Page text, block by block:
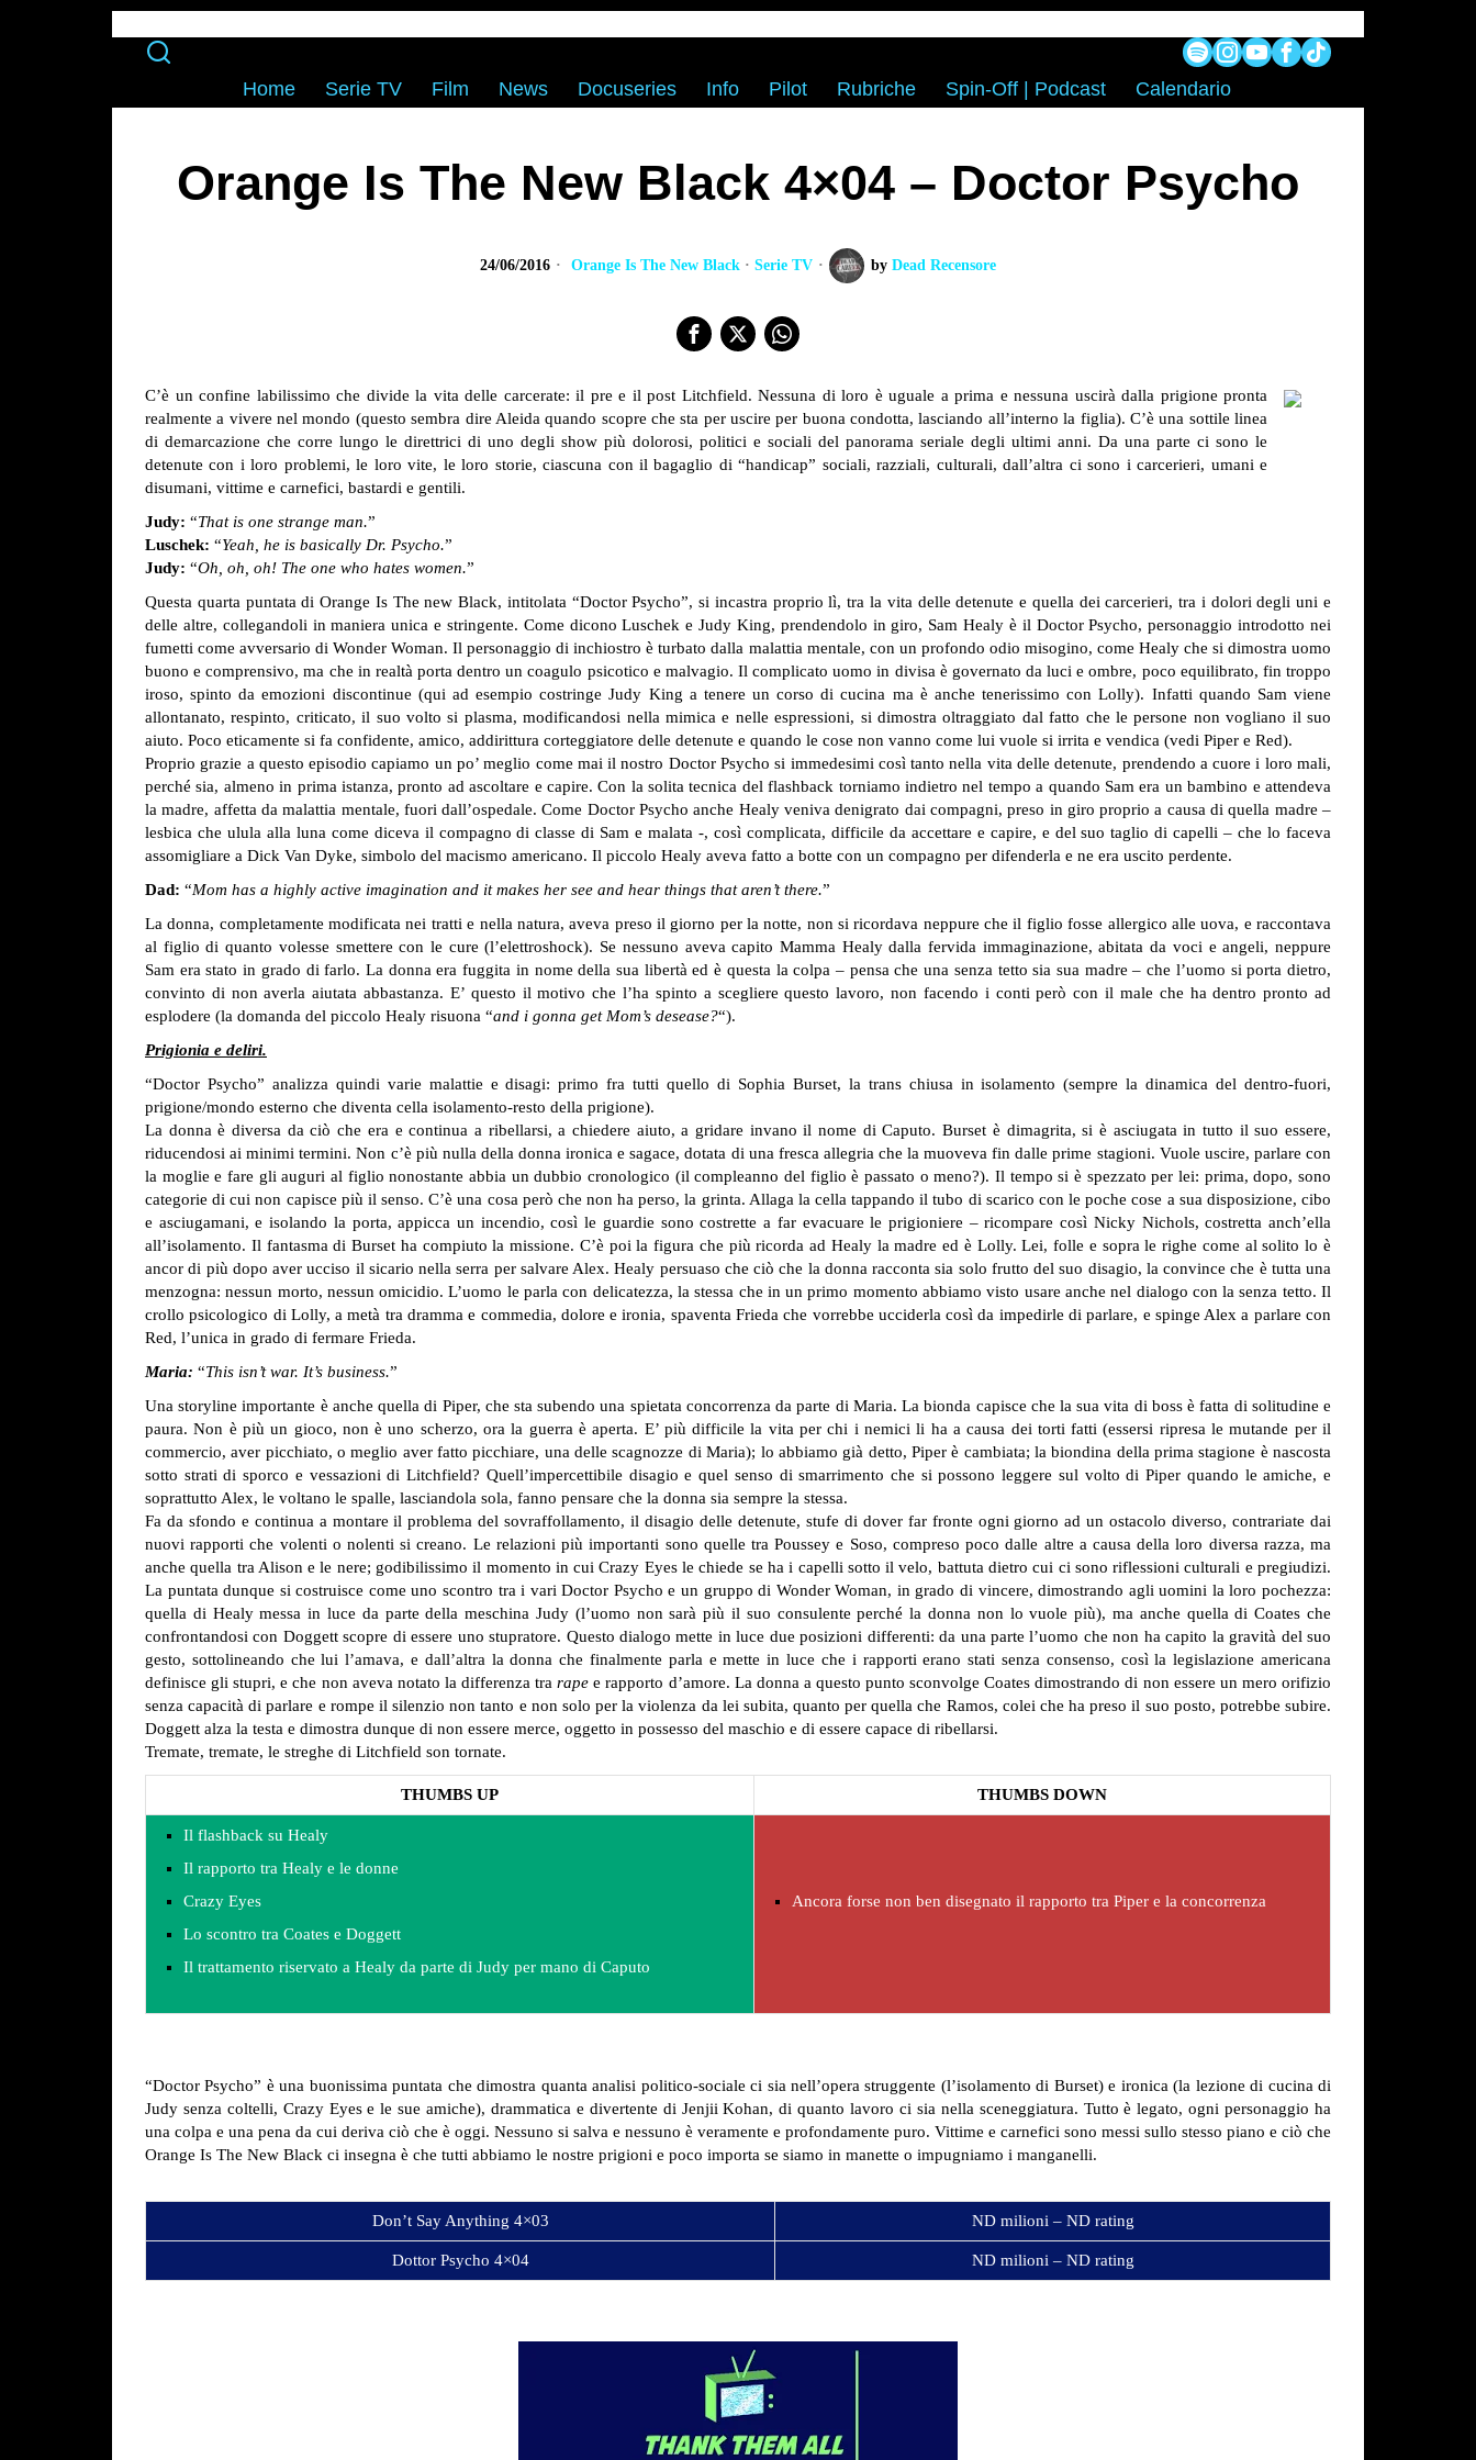
Home Serie TV Film News Docuseries Info Pilot Rubriche Spin-Off | Podcast Calendario
Orange Is The New Black 4×04 – Doctor Psycho
24/06/2016 Orange Is The New Black · Serie TV by Dead Recensore
C’è un confine labilissimo che divide la vita delle carcerate: il pre e il post Litchfield. Nessuna di loro è uguale a prima e nessuna uscirà dalla prigione pronta
realmente a vivere nel mondo (questo sembra dire Aleida quando scopre che sta per uscire per buona condotta, lasciando all’interno la figlia). C’è una sottile linea
di demarcazione che corre lungo le direttrici di uno degli show più dolorosi, politici e sociali del panorama seriale degli ultimi anni. Da una parte ci sono le
detenute con i loro problemi, le loro vite, le loro storie, ciascuna con il bagaglio di “handicap” sociali, razziali, culturali, dall’altra ci sono i carcerieri, umani e
disumani, vittime e carnefici, bastardi e gentili.
Judy: “That is one strange man.”
Luschek: “Yeah, he is basically Dr. Psycho.”
Judy: “Oh, oh, oh! The one who hates women.”
Questa quarta puntata di Orange Is The new Black, intitolata “Doctor Psycho”, si incastra proprio lì, tra la vita delle detenute e quella dei carcerieri, tra i dolori degli uni e
delle altre, collegandoli in maniera unica e stringente. Come dicono Luschek e Judy King, prendendolo in giro, Sam Healy è il Doctor Psycho, personaggio introdotto nei
fumetti come avversario di Wonder Woman. Il personaggio di inchiostro è turbato dalla malattia mentale, con un profondo odio misogino, come Healy che si dimostra uomo
buono e comprensivo, ma che in realtà porta dentro un coagulo psicotico e malvagio. Il complicato uomo in divisa è governato da luci e ombre, poco equilibrato, fin troppo
iroso, spinto da emozioni discontinue (qui ad esempio costringe Judy King a tenere un corso di cucina ma è anche tenerissimo con Lolly). Infatti quando Sam viene
allontanato, respinto, criticato, il suo volto si plasma, modificandosi nella mimica e nelle espressioni, si dimostra oltraggiato dal fatto che le persone non vogliano il suo
aiuto. Poco eticamente si fa confidente, amico, addirittura corteggiatore delle detenute e quando le cose non vanno come lui vuole si irrita e vendica (vedi Piper e Red).
Proprio grazie a questo episodio capiamo un po’ meglio come mai il nostro Doctor Psycho si immedesimi così tanto nella vita delle detenute, prendendo a cuore i loro mali,
perché sia, almeno in prima istanza, pronto ad ascoltare e capire. Con la solita tecnica del flashback torniamo indietro nel tempo a quando Sam era un bambino e attendeva
la madre, affetta da malattia mentale, fuori dall’ospedale. Come Doctor Psycho anche Healy veniva denigrato dai compagni, preso in giro proprio a causa di quella madre –
lesbica che ulula alla luna come diceva il compagno di classe di Sam e malata -, così complicata, difficile da accettare e capire, e del suo taglio di capelli – che lo faceva
assomigliare a Dick Van Dyke, simbolo del macismo americano. Il piccolo Healy aveva fatto a botte con un compagno per difenderla e ne era uscito perdente.
Dad: “Mom has a highly active imagination and it makes her see and hear things that aren’t there.”
La donna, completamente modificata nei tratti e nella natura, aveva preso il giorno per la notte, non si ricordava neppure che il figlio fosse allergico alle uova, e raccontava
al figlio di quanto volesse smettere con le cure (l’elettroshock). Se nessuno aveva capito Mamma Healy dalla fervida immaginazione, abitata da voci e angeli, neppure
Sam era stato in grado di farlo. La donna era fuggita in nome della sua libertà ed è questa la colpa – pensa che una senza tetto sia sua madre – che l’uomo si porta dietro,
convinto di non averla aiutata abbastanza. E’ questo il motivo che l’ha spinto a scegliere questo lavoro, non facendo i conti però con il male che ha dentro pronto ad
esplodere (la domanda del piccolo Healy risuona “and i gonna get Mom’s desease?“).
Prigionia e deliri.
“Doctor Psycho” analizza quindi varie malattie e disagi: primo fra tutti quello di Sophia Burset, la trans chiusa in isolamento (sempre la dinamica del dentro-fuori,
prigione/mondo esterno che diventa cella isolamento-resto della prigione).
La donna è diversa da ciò che era e continua a ribellarsi, a chiedere aiuto, a gridare invano il nome di Caputo. Burset è dimagrita, si è asciugata in tutto il suo essere,
riducendosi ai minimi termini. Non c’è più nulla della donna ironica e sagace, dotata di una fresca allegria che la muoveva fin dalle prime stagioni. Vuole uscire, parlare con
la moglie e fare gli auguri al figlio nonostante abbia un dubbio cronologico (il compleanno del figlio è passato o meno?). Il tempo si è spezzato per lei: prima, dopo, sono
categorie di cui non capisce più il senso. C’è una cosa però che non ha perso, la grinta. Allaga la cella tappando il tubo di scarico con le poche cose a sua disposizione, cibo
e asciugamani, e isolando la porta, appicca un incendio, così le guardie sono costrette a far evacuare le prigioniere – ricompare così Nicky Nichols, costretta anch’ella
all’isolamento. Il fantasma di Burset ha compiuto la missione. C’è poi la figura che più ricorda ad Healy la madre ed è Lolly. Lei, folle e sopra le righe come al solito lo è
ancor di più dopo aver ucciso il sicario nella serra per salvare Alex. Healy persuaso che ciò che la donna racconta sia solo frutto del suo disagio, la convince che è tutta una
menzogna: nessun morto, nessun omicidio. L’uomo le parla con delicatezza, la stessa che in un primo momento abbiamo visto usare anche nel dialogo con la senza tetto. Il
crollo psicologico di Lolly, a metà tra dramma e commedia, dolore e ironia, spaventa Frieda che vorrebbe ucciderla così da impedirle di parlare, e spinge Alex a parlare con
Red, l’unica in grado di fermare Frieda.
Maria: “This isn’t war. It’s business.”
Una storyline importante è anche quella di Piper, che sta subendo una spietata concorrenza da parte di Maria. La bionda capisce che la sua vita di boss è fatta di solitudine e
paura. Non è più un gioco, non è uno scherzo, ora la guerra è aperta. E’ più difficile la vita per chi i nemici li ha a causa dei torti fatti (essersi ripresa le mutande per il
commercio, aver picchiato, o meglio aver fatto picchiare, una delle scagnozze di Maria); lo abbiamo già detto, Piper è cambiata; la biondina della prima stagione è nascosta
sotto strati di sporco e vessazioni di Litchfield? Quell’impercettibile disagio e quel senso di smarrimento che si possono leggere sul volto di Piper quando le amiche, e
soprattutto Alex, le voltano le spalle, lasciandola sola, fanno pensare che la donna sia sempre la stessa.
Fa da sfondo e continua a montare il problema del sovraffollamento, il disagio delle detenute, stufe di dover far fronte ogni giorno ad un ostacolo diverso, contrariate dai
nuovi rapporti che volenti o nolenti si creano. Le relazioni più importanti sono quelle tra Poussey e Soso, compreso poco dalle altre a causa della loro diversa razza, ma
anche quella tra Alison e le nere; godibilissimo il momento in cui Crazy Eyes le chiede se ha i capelli sotto il velo, battuta dietro cui ci sono riflessioni culturali e pregiudizi.
La puntata dunque si costruisce come uno scontro tra i vari Doctor Psycho e un gruppo di Wonder Woman, in grado di vincere, dimostrando agli uomini la loro pochezza:
quella di Healy messa in luce da parte della meschina Judy (l’uomo non sarà più il suo consulente perché la donna non lo vuole più), ma anche quella di Coates che
confrontandosi con Doggett scopre di essere uno stupratore. Questo dialogo mette in luce due posizioni differenti: da una parte l’uomo che non ha capito la gravità del suo
gesto, sottolineando che lui l’amava, e dall’altra la donna che finalmente parla e mette in luce che i rapporti erano stati senza consenso, così la legislazione americana
definisce gli stupri, e che non aveva notato la differenza trarape e rapporto d’amore. La donna a questo punto sconvolge Coates dimostrando di non essere un mero orifizio
senza capacità di parlare e rompe il silenzio non tanto e non solo per la violenza da lei subita, quanto per quella che Ramos, colei che ha preso il suo posto, potrebbe subire.
Doggett alza la testa e dimostra dunque di non essere merce, oggetto in possesso del maschio e di essere capace di ribellarsi.
Tremate, tremate, le streghe di Litchfield son tornate.
THUMBS UP THUMBS DOWN
Il flashback su Healy
Il rapporto tra Healy e le donne
Crazy Eyes
Lo scontro tra Coates e Doggett
Il trattamento riservato a Healy da parte di Judy per mano di Caputo
Ancora forse non ben disegnato il rapporto tra Piper e la concorrenza
“Doctor Psycho” è una buonissima puntata che dimostra quanta analisi politico-sociale ci sia nell’opera struggente (l’isolamento di Burset) e ironica (la lezione di cucina di
Judy senza coltelli, Crazy Eyes e le sue amiche), drammatica e divertente di Jenjii Kohan, di quanto lavoro ci sia nella sceneggiatura. Tutto è legato, ogni personaggio ha
una colpa e una pena da cui deriva ciò che è oggi. Nessuno si salva e nessuno è veramente e profondamente puro. Vittime e carnefici sono messi sullo stesso piano e ciò che
Orange Is The New Black ci insegna è che tutti abbiamo le nostre prigioni e poco importa se siamo in manette o impugniamo i manganelli.
Don’t Say Anything 4×03 ND milioni – ND rating
Dottor Psycho 4×04 ND milioni – ND rating